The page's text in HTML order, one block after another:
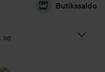
Butikssaldo
se